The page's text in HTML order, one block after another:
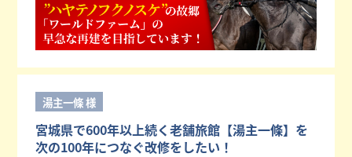
湯主一條 様
宮城県で600年以上続く老舗旅館【湯主一條】を
次の100年につなぐ改修をしたい！